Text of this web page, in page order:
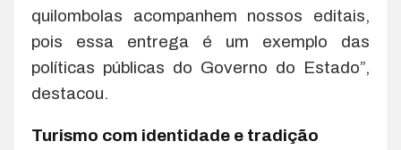
quilombolas acompanhem nossos editais,
pois essa entrega é um exemplo das
políticas públicas do Governo do Estado”,
destacou.
Turismo com identidade e tradição